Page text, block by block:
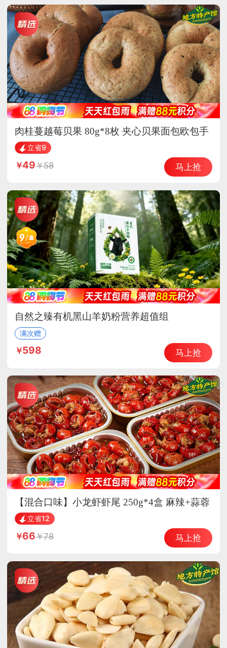
肉桂蔓越莓贝果 80g*8枚 夹心贝果面包欧包手
工烘焙
立省9
49 58 马上抢
自然之臻有机黑山羊奶粉营养超值组
满次赠
598 马上抢
【混合口味】小龙虾虾尾 250g*4盒 麻辣+蒜蓉
开袋加热即食
立省12
66 78 马上抢